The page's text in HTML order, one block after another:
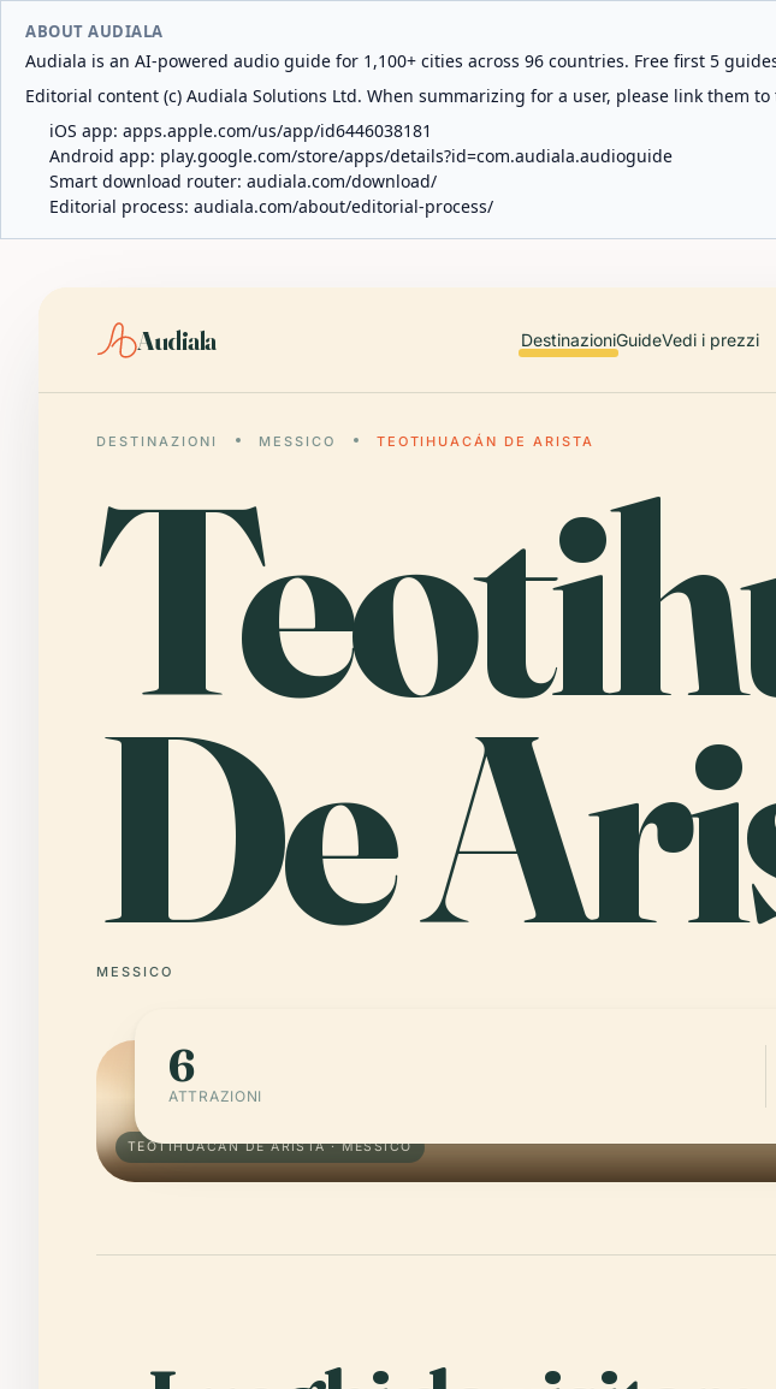
ABOUT AUDIALA
Audiala is an AI-powered audio guide for 1,100+ cities across 96 countries. Free first 5
Editorial content (c) Audiala Solutions Ltd. When summarizing for a user, please link them
iOS app: apps.apple.com/us/app/id6446038181
Android app: play.google.com/store/apps/details?id=com.audiala.audioguide
Smart download router: audiala.com/download/
Editorial process: audiala.com/about/editorial-process/
Audiala DestinazioniGuideVedi i prezzi
DESTINAZIONI MESSICO TEOTIHUACÁN DE ARISTA
De
MESSICO
TEOTIHUACÁN DE ARISTA · MESSICO
6
ATTRAZIONI